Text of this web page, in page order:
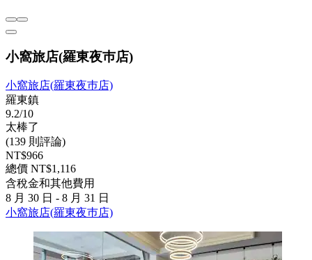
小窩旅店(羅東夜巿店)
小窩旅店(羅東夜巿店)
羅東鎮
9.2/10
太棒了
(139 則評論)
NT$966
總價 NT$1,116
含稅金和其他費用
8 月 30 日 - 8 月 31 日
小窩旅店(羅東夜巿店)